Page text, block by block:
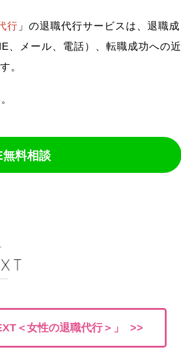
行 」の退職代行サービスは、退職成
、メール、電話）、転職成功への近
。
料相談
＜女性の退職代行＞」 >>